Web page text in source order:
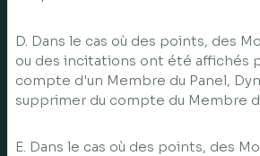
D. Dans le cas où des points, des
ou des incitations ont été affichés
compte d'un Membre du Panel,
supprimer du compte du Membre
E. Dans le cas où des points, des